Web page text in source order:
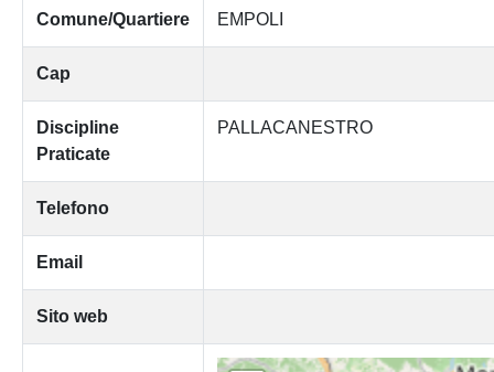
Comune/Quartiere EMPOLI
Cap
Discipline
Praticate
PALLACANESTRO
Telefono
Email
Sito web